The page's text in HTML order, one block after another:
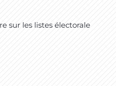
sur les listes électorale